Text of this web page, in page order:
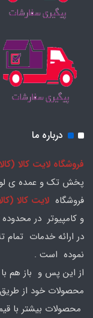
درباره ما
فروشگاه لایت کالا
پخش تک و عمده ی
فروشگاه لایت کالا
در ارائه خدمات تمام
نموده است .
از این پس و باز هم
محصولات خود از
محصولات بیشتر با